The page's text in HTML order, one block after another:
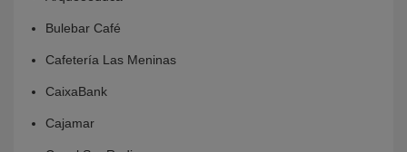
Bulebar Café
Cafetería Las Meninas
CaixaBank
Cajamar